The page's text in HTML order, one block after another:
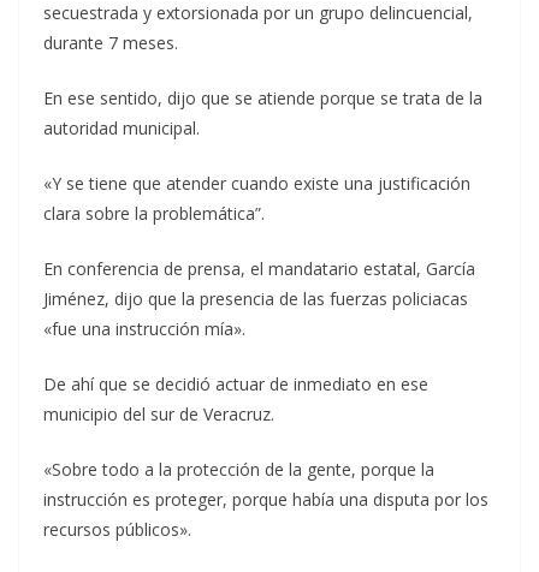
secuestrada y extorsionada por un grupo delincuencial,
durante 7 meses.
En ese sentido, dijo que se atiende porque se trata de la
autoridad municipal.
«Y se tiene que atender cuando existe una justificación
clara sobre la problemática”.
En conferencia de prensa, el mandatario estatal, García
Jiménez, dijo que la presencia de las fuerzas policiacas
«fue una instrucción mía».
De ahí que se decidió actuar de inmediato en ese
municipio del sur de Veracruz.
«Sobre todo a la protección de la gente, porque la
instrucción es proteger, porque había una disputa por los
recursos públicos».